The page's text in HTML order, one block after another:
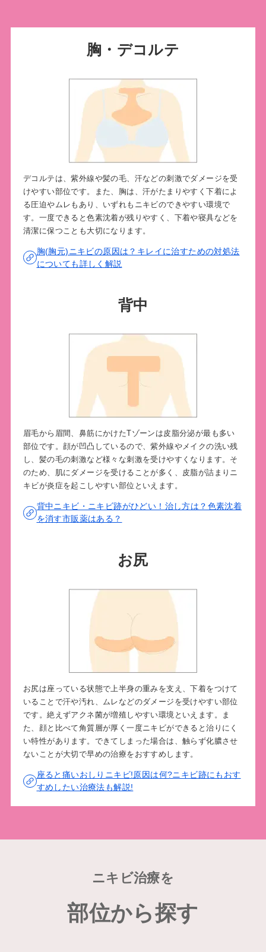
胸・デコルテ
デコルテは、紫外線や髪の毛、汗などの刺激でダメージを受
けやすい部位です。また、胸は、汗がたまりやすく下着によ
る圧迫やムレもあり、いずれもニキビのできやすい環境で
す。一度できると色素沈着が残りやすく、下着や寝具などを
清潔に保つことも大切になります。
胸(胸元)ニキビの原因は？キレイに治すための対処法
についても詳しく解説
背中
眉毛から眉間、鼻筋にかけたTゾーンは皮脂分泌が最も多い
部位です。顔が凹凸しているので、紫外線やメイクの洗い残
し、髪の毛の刺激など様々な刺激を受けやすくなります。そ
のため、肌にダメージを受けることが多く、皮脂が詰まりニ
キビが炎症を起こしやすい部位といえます。
背中ニキビ・ニキビ跡がひどい！治し方は？色素沈着
を消す市販薬はある？
お尻
お尻は座っている状態で上半身の重みを支え、下着をつけて
いることで汗や汚れ、ムレなどのダメージを受けやすい部位
です。絶えずアクネ菌が増殖しやすい環境といえます。ま
た、顔と比べて角質層が厚く一度ニキビができると治りにく
い特性があります。できてしまった場合は、触らず化膿させ
ないことが大切で早めの治療をおすすめします。
座ると痛いおしりニキビ!原因は何?ニキビ跡にもおす
すめしたい治療法も解説!
ニキビ治療を
部位から探す